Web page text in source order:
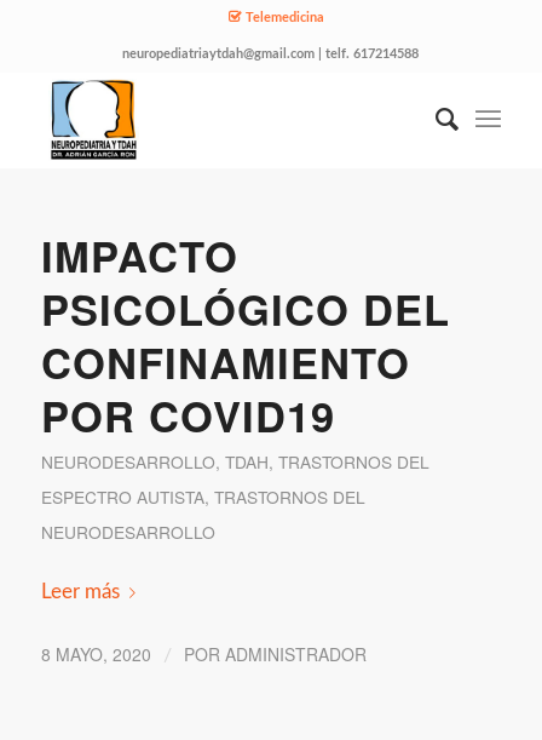
Telemedicina
neuropediatriaytdah@gmail.com | telf. 617214588
IMPACTO
PSICOLÓGICO DEL
CONFINAMIENTO
POR COVID19
NEURODESARROLLO, TDAH, TRASTORNOS DEL
ESPECTRO AUTISTA, TRASTORNOS DEL
NEURODESARROLLO
Leer más
8 MAYO, 2020 / POR ADMINISTRADOR